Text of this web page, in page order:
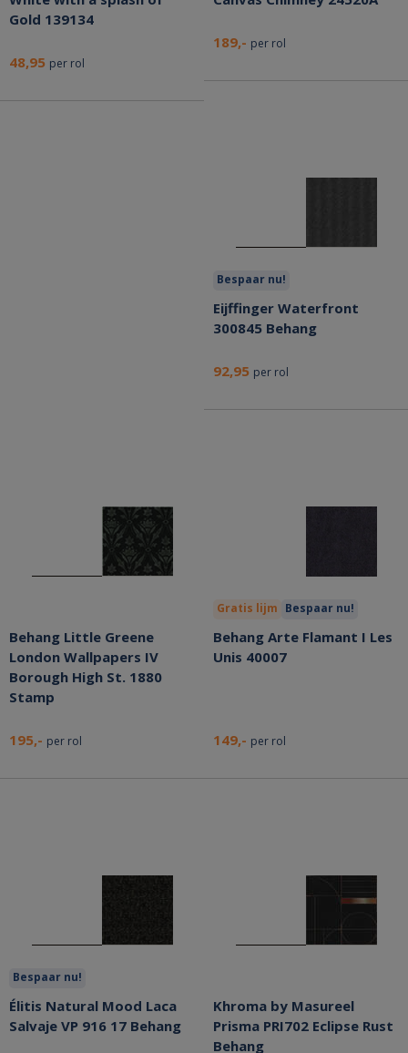
Gold 139134
48,95 per rol
189,- per rol
Bespaar nu!
Eijffinger Waterfront
300845 Behang
92,95 per rol
Behang Little Greene
London Wallpapers IV
Borough High St. 1880
Stamp
195,- per rol
Gratis lijm Bespaar nu!
Behang Arte Flamant I Les
Unis 40007
149,- per rol
Bespaar nu!
Élitis Natural Mood Laca
Salvaje VP 916 17 Behang
Khroma by Masureel
Prisma PRI702 Eclipse Rust
Behang